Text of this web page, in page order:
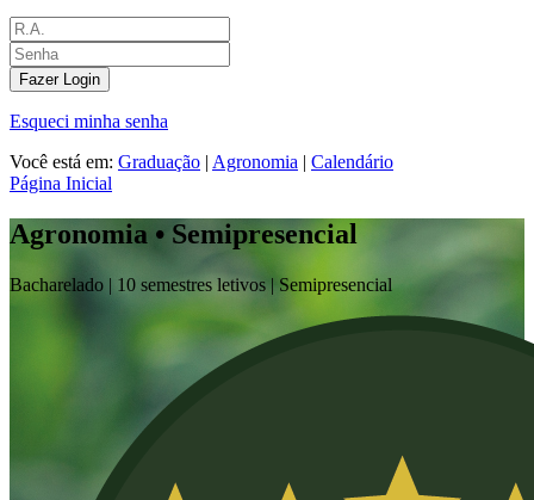
Fazer Login
Esqueci minha senha
Você está em: Graduação | Agronomia | Calendário
Página Inicial
Agronomia • Semipresencial
Bacharelado | 10 semestres letivos | Semipresencial